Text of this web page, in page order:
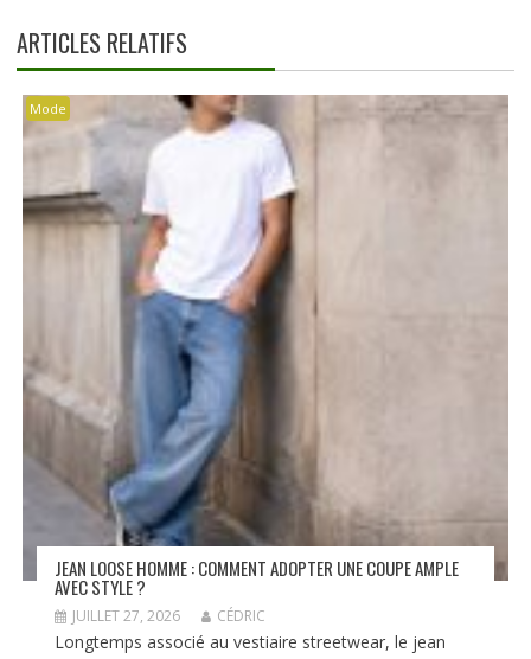
ARTICLES RELATIFS
Mode
JEAN LOOSE HOMME : COMMENT ADOPTER UNE COUPE AMPLE
AVEC STYLE ?
JUILLET 27, 2026 CÉDRIC
Longtemps associé au vestiaire streetwear, le jean